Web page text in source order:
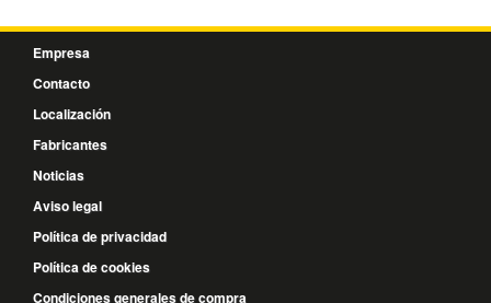
Empresa
Contacto
Localización
Fabricantes
Noticias
Aviso legal
Política de privacidad
Política de cookies
Condiciones generales de compra